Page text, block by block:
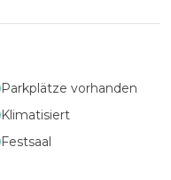
Parkplätze vorhanden
Klimatisiert
Festsaal